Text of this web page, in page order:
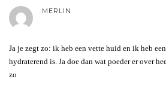
MERLIN
Ja je zegt zo: ik heb een vette huid en ik heb
hydraterend is. Ja doe dan wat poeder er over
zo